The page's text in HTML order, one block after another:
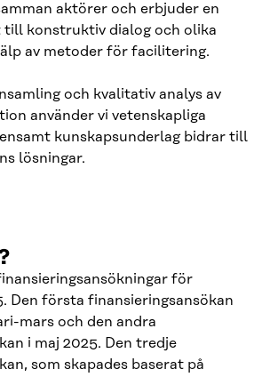
aktörer och erbjuder en
konstruktiv dialog och olika
av metoder för facilitering.
och kvalitativ analys av
använder vi vetenskapliga
kunskapsunderlag bidrar till
lösningar.
för
Den första finansieringsansökan
mars och den andra
i maj 2025. Den tredje
som skapades baserat på